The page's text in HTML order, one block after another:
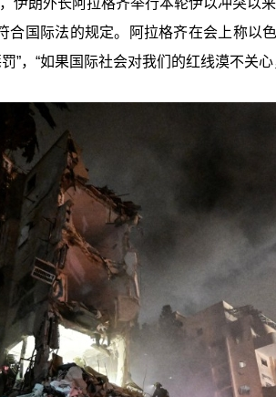
伊朗外长阿拉格齐举行本轮伊以冲突以
合国际法的规定。阿拉格齐在会上称以
”，“如果国际社会对我们的红线漠不关